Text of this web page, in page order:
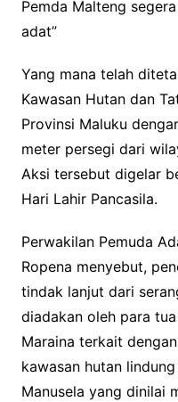
Pemda Malteng
adat”
Yang mana telah
Kawasan Hutan dan
Provinsi Maluku
meter persegi dari
Aksi tersebut digelar
Hari Lahir Pancasila.
Perwakilan Pemuda
Ropena menyebut,
tindak lanjut dari
diadakan oleh para
Maraina terkait
kawasan hutan
Manusela yang dinilai